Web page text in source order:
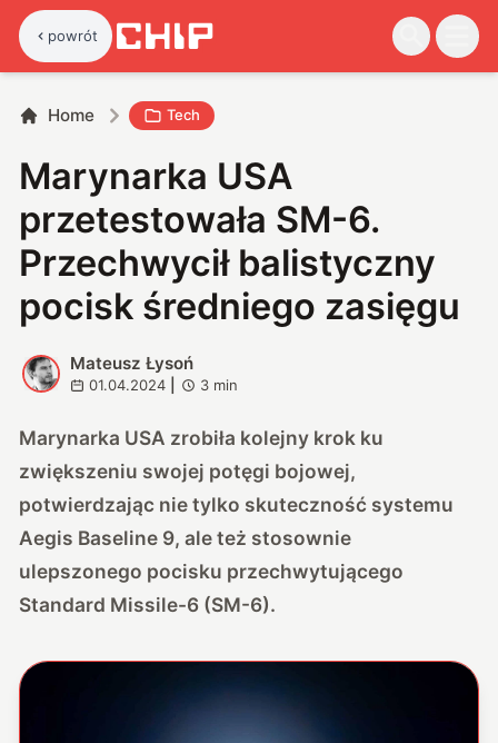
powrót
Home Tech
Marynarka USA
przetestowała SM-6.
Przechwycił balistyczny
pocisk średniego zasięgu
M
Mateusz Łysoń
01.04.2024 3 min
Marynarka USA zrobiła kolejny krok ku
zwiększeniu swojej potęgi bojowej,
potwierdzając nie tylko skuteczność systemu
Aegis Baseline 9, ale też stosownie
ulepszonego pocisku przechwytującego
Standard Missile-6 (SM-6).